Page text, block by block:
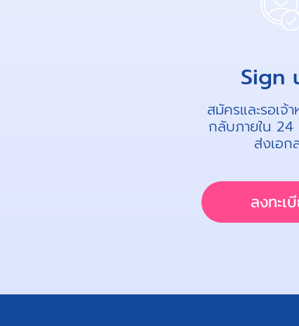
Sign
สมัครและรอเจ้
กลับภายใน 24
ส่งเอก
ลงทะเ